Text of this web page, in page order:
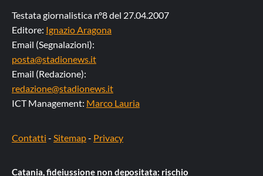
Testata giornalistica n°8 del 27.04.2007
Editore: Ignazio Aragona
Email (Segnalazioni):
posta@stadionews.it
Email (Redazione):
redazione@stadionews.it
ICT Management: Marco Lauria
Contatti - Sitemap- Privacy
Catania, fideiussione non depositata: rischio